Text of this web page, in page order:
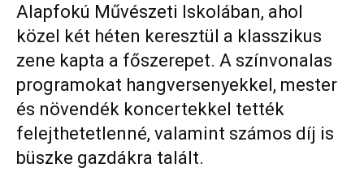
Alapfokú Művészeti Iskolában, ahol
közel két héten keresztül a klasszikus
zene kapta a főszerepet. A színvonalas
programokat hangversenyekkel, mester
és növendék koncertekkel tették
felejthetetlenné, valamint számos díj is
büszke gazdákra talált.